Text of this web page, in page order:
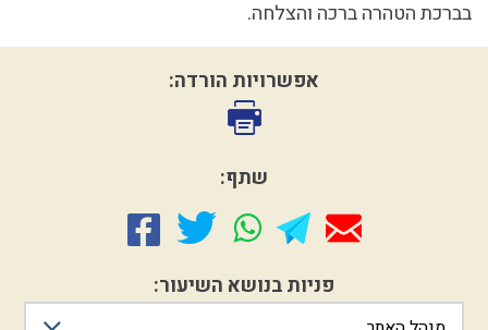
בברכת הטהרה ברכה והצלחה.
אפשרויות הורדה:
שתף:
פניות בנושא השיעור: